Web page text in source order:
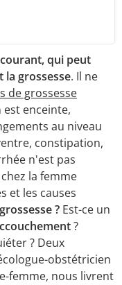
qui peut
la grossesse. Il ne
de grossesse
enceinte,
au niveau
constipation,
n'est pas
la femme
et les causes
? Est-ce un
?
? Deux
obstétricien
femme, nous livrent